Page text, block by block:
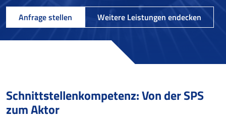
Anfrage stellen
Weitere Leistungen endecken
Schnittstellenkompetenz: Von der SPS
zum Aktor